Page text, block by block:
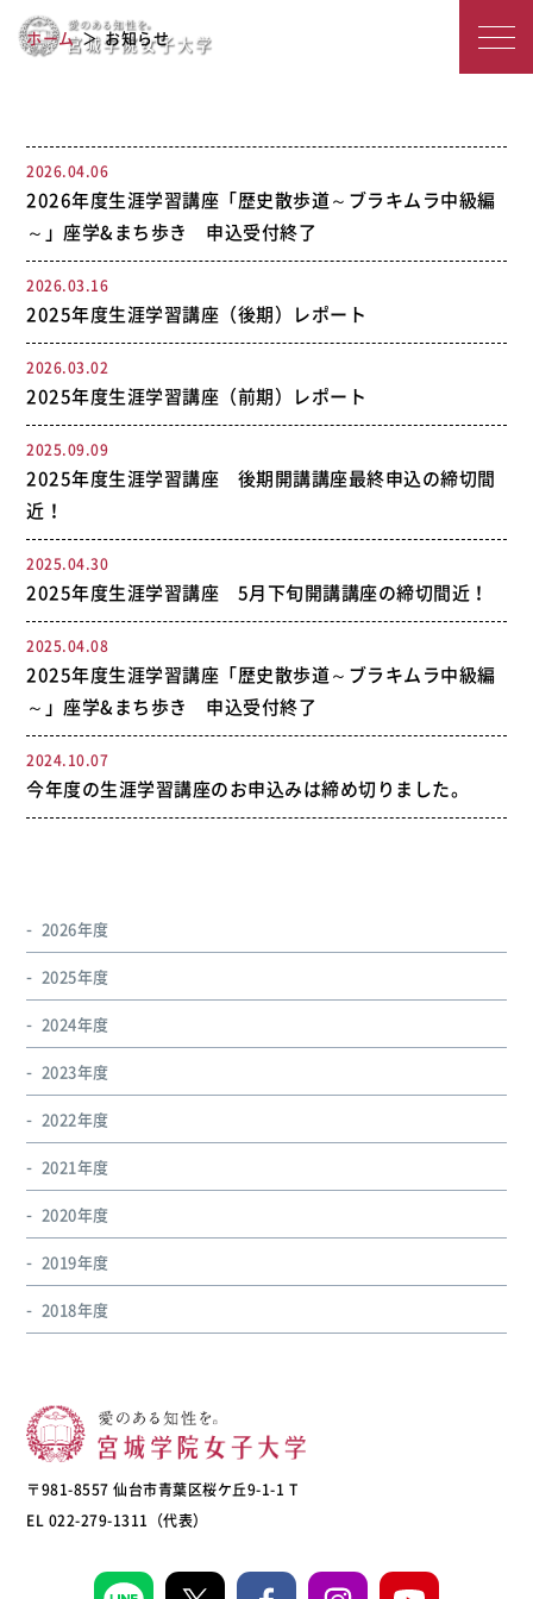
女
子
大
学
トピックス
ホーム お知らせ
2026.04.06
2026年度生涯学習講座「歴史散歩道～ブラキムラ中級編
～」座学&まち歩き 申込受付終了
2026.03.16
2025年度生涯学習講座（後期）レポート
2026.03.02
2025年度生涯学習講座（前期）レポート
2025.09.09
2025年度生涯学習講座 後期開講講座最終申込の締切間
近！
2025.04.30
2025年度生涯学習講座 5月下旬開講講座の締切間近！
2025.04.08
2025年度生涯学習講座「歴史散歩道～ブラキムラ中級編
～」座学&まち歩き 申込受付終了
2024.10.07
今年度の生涯学習講座のお申込みは締め切りました。
2026年度
2025年度
2024年度
2023年度
2022年度
2021年度
2020年度
2019年度
2018年度
〒981-8557 仙台市青葉区桜ケ丘9-1-1 T
EL 022-279-1311（代表）